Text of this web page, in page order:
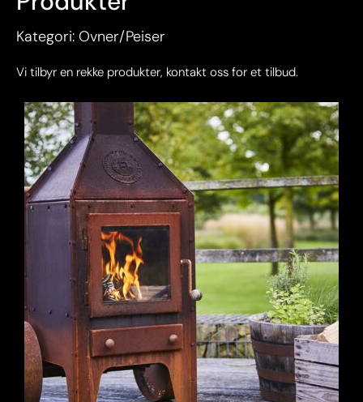
Kategori: Ovner/Peiser
Vi tilbyr en rekke produkter, kontakt oss for et tilbud.